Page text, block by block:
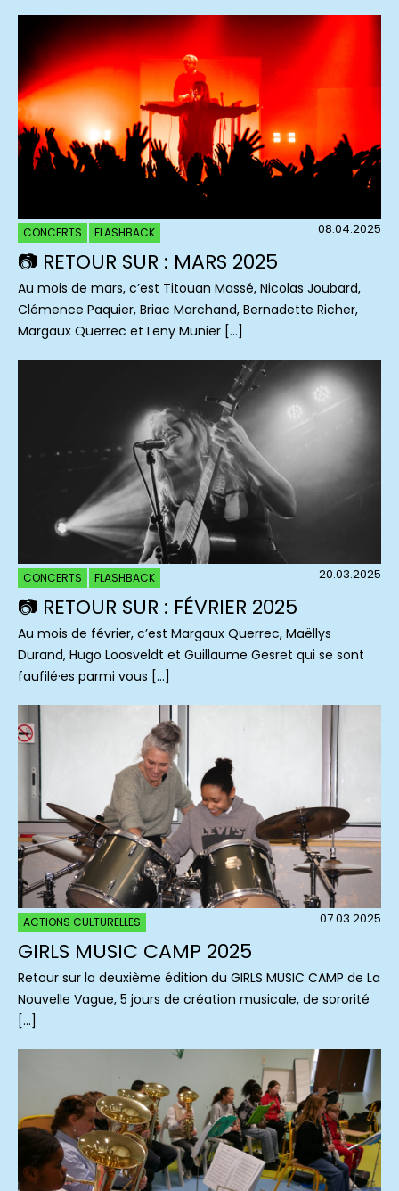
CONCERTS FLASHBACK 08.04.2025
📷 RETOUR SUR : MARS 2025
Au mois de mars, c’est Titouan Massé, Nicolas Joubard,
Clémence Paquier, Briac Marchand, Bernadette Richer,
Margaux Querrec et Leny Munier […]
CONCERTS FLASHBACK 20.03.2025
📷 RETOUR SUR : FÉVRIER 2025
Au mois de février, c’est Margaux Querrec, Maëllys
Durand, Hugo Loosveldt et Guillaume Gesret qui se sont
faufilé·es parmi vous […]
ACTIONS CULTURELLES 07.03.2025
GIRLS MUSIC CAMP 2025
Retour sur la deuxième édition du GIRLS MUSIC CAMP de La
Nouvelle Vague, 5 jours de création musicale, de sororité
[…]